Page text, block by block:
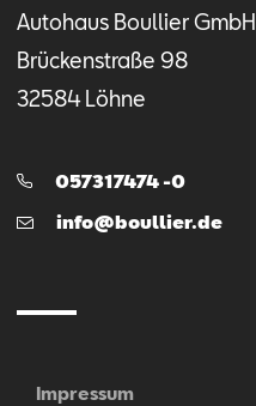
Autohaus Boullier GmbH
Brückenstraße 98
32584 Löhne
Telefon:
057317474 -0
E-
info@boullier.de
Impressum